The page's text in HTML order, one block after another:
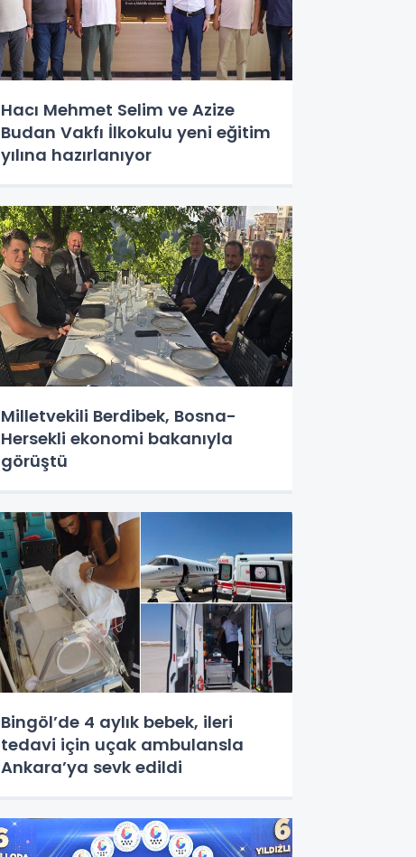
Hacı Mehmet Selim ve Azize
Budan Vakfı İlkokulu yeni eğitim
yılına hazırlanıyor
Milletvekili Berdibek, Bosna-
Hersekli ekonomi bakanıyla
görüştü
Bingöl’de 4 aylık bebek, ileri
tedavi için uçak ambulansla
Ankara’ya sevk edildi